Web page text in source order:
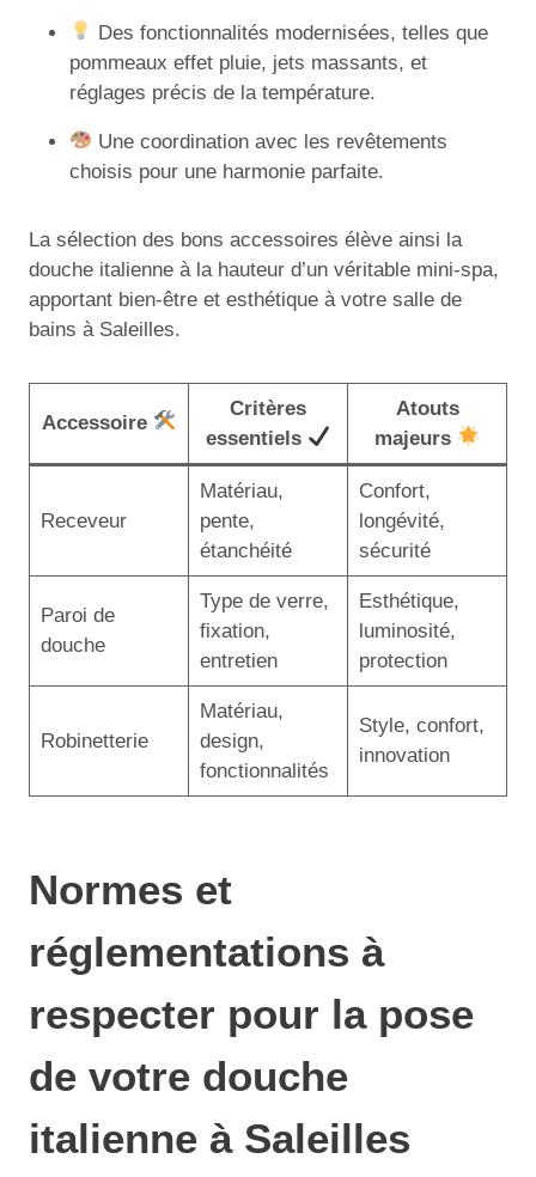
Des fonctionnalités modernisées, telles que
pommeaux effet pluie, jets massants, et
réglages précis de la température.
Une coordination avec les revêtements
choisis pour une harmonie parfaite.
La sélection des bons accessoires élève ainsi la
douche italienne à la hauteur d’un véritable mini-spa,
apportant bien-être et esthétique à votre salle de
bains à Saleilles.
Accessoire
Critères
essentiels
Atouts
majeurs
Receveur
Matériau,
pente,
étanchéité
Confort,
longévité,
sécurité
Paroi de
douche
Type de verre,
fixation,
entretien
Esthétique,
luminosité,
protection
Robinetterie
Matériau,
design,
fonctionnalités
Style, confort,
innovation
Normes et
réglementations à
respecter pour la pose
de votre douche
italienne à Saleilles